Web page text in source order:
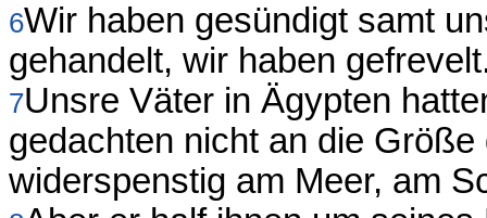
6Wir haben gesündigt samt
gehandelt, wir haben
7Unsre Väter in Ägypten
gedachten nicht an die
widerspenstig am Meer, am